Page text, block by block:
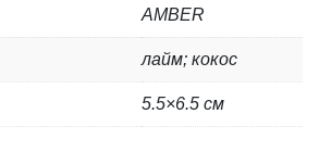
AMBER
лайм; кокос
5.5×6.5 см